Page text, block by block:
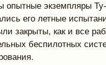
опытные экземпляры
его летные
закрыты, как и все
беспилотных